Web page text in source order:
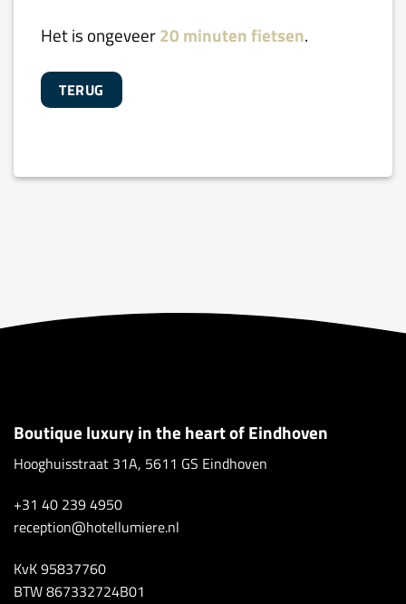
Het is ongeveer20 minuten fietsen.
TERUG
Boutique luxury in the heart of Eindhoven
Hooghuisstraat 31A, 5611 GS Eindhoven
+31 40 239 4950
reception@hotellumiere.nl
KvK 95837760
BTW 867332724B01